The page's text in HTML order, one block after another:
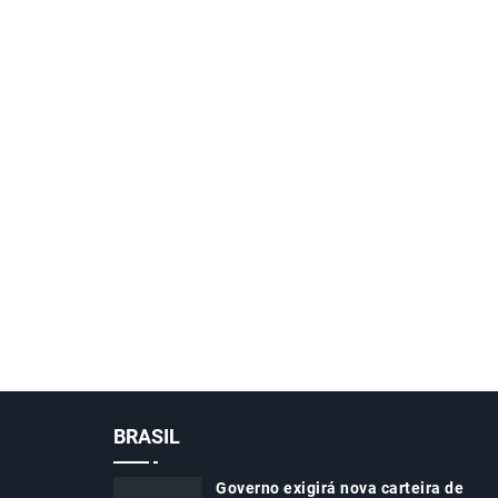
BRASIL
Governo exigirá nova carteira de